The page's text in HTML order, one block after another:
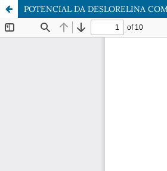
POTENCIAL DA DESLORELINA